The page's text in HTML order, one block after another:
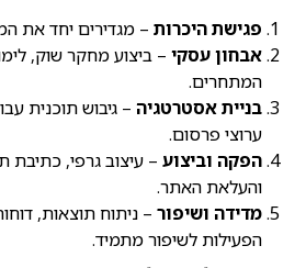
פגישת היכרות – מגדירים יחד את
אבחון עסקי – ביצוע מחקר שוק,
המתחרים.
בניית אסטרטגיה – גיבוש תוכנית
ערוצי פרסום.
הפקה וביצוע – עיצוב גרפי, כתיבת
והעלאת האתר.
מדידה ושיפור – ניתוח תוצאות,
הפעילות לשיפור מתמיד.